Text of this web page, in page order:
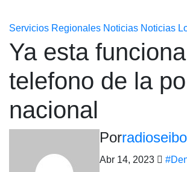
Servicios Regionales Noticias Noticias
Ya esta
telefono de la
nacional
Por
Abr 14, 2023